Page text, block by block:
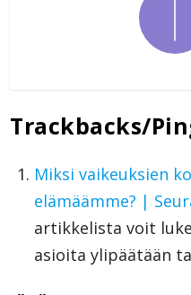
Trackbacks/
Miksi vaikeuksien
elämäämme? |
artikkelista voit
asioita ylipäätään